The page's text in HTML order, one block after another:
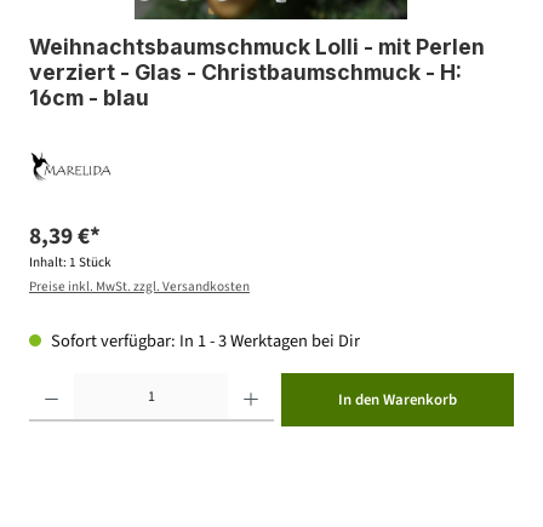
Weihnachtsbaumschmuck Lolli - mit Perlen
verziert - Glas - Christbaumschmuck - H:
16cm - blau
8,39 €*
Inhalt: 1 Stück
Preise inkl. MwSt. zzgl. Versandkosten
Sofort verfügbar: In 1 - 3 Werktagen bei Dir
In den Warenkorb